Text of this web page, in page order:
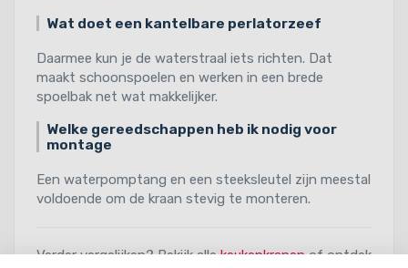
Wat doet een kantelbare perlatorzeef
Daarmee kun je de waterstraal iets richten. Dat
maakt schoonspoelen en werken in een brede
spoelbak net wat makkelijker.
Welke gereedschappen heb ik nodig voor
montage
Een waterpomptang en een steeksleutel zijn meestal
voldoende om de kraan stevig te monteren.
Verder vergelijken? Bekijk allekeukenkranenof ontdek